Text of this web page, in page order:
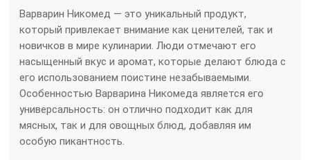
Варварин Никомед — это уникальный продукт,
который привлекает внимание как ценителей, так и
новичков в мире кулинарии. Люди отмечают его
насыщенный вкус и аромат, которые делают блюда с
его использованием поистине незабываемыми.
Особенностью Варварина Никомеда является его
универсальность: он отлично подходит как для
мясных, так и для овощных блюд, добавляя им
особую пикантность.